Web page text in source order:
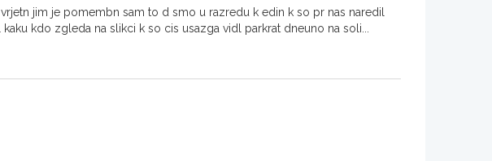
jim je pomembn sam to d smo u razredu k edin k so pr nas naredil
kdo zgleda na slikci k so cis usazga vidl parkrat dneuno na soli...